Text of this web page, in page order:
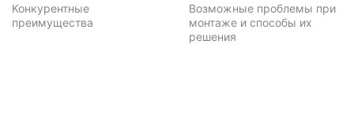
Конкурентные
преимущества
Возможные проблемы при
монтаже и способы их
решения